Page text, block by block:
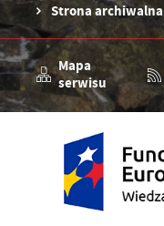
Strona archiwalna
Mapa
serwisu